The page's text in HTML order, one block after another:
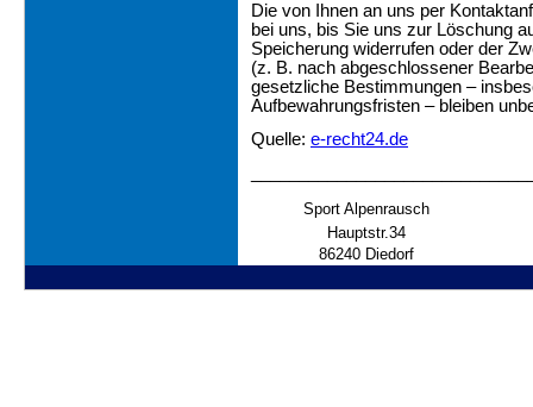
Die von Ihnen an uns per
bei uns, bis Sie uns zur Löschung
Speicherung widerrufen oder der
(z. B. nach abgeschlossener
gesetzliche Bestimmungen –
Aufbewahrungsfristen – bleiben
Quelle: e-recht24.de
Sport Alpenrausch
Hauptstr.34
86240 Diedorf